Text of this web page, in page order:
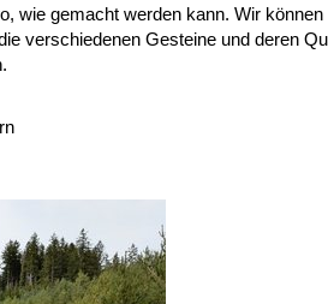
wie gemacht werden kann. Wir
verschiedenen Gesteine und deren